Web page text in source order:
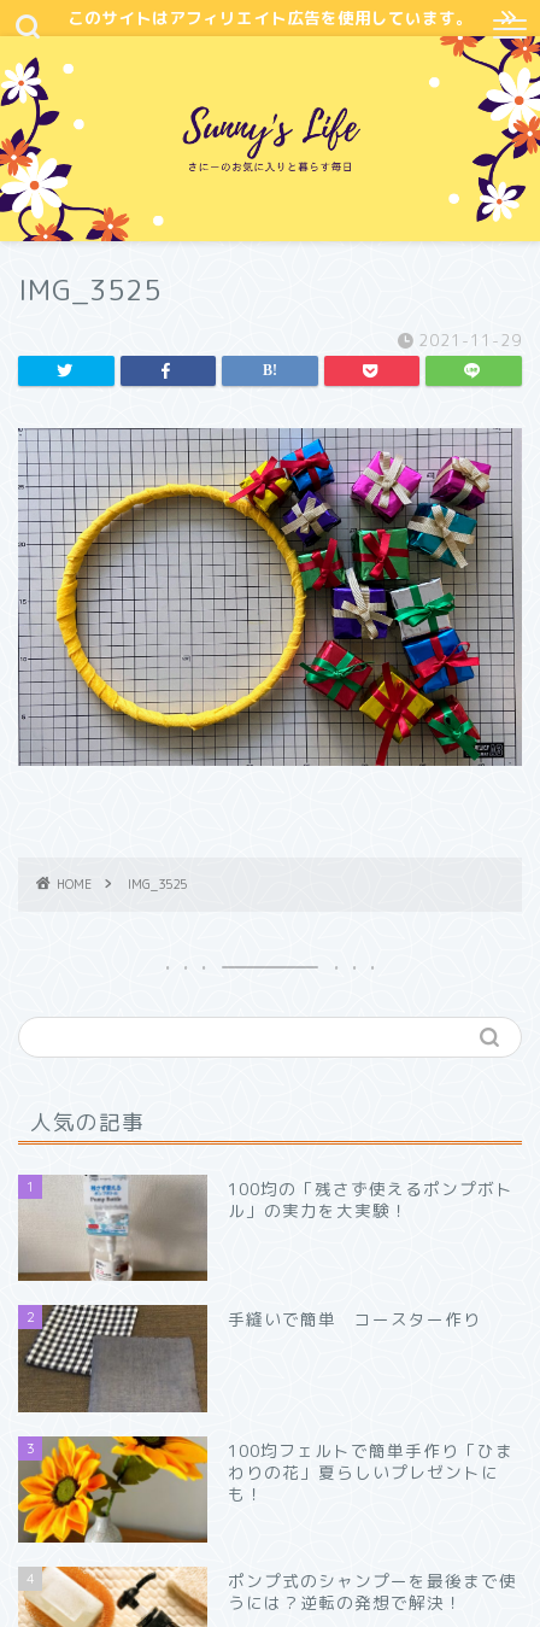
このサイトはアフィリエイト広告を使用しています。
IMG_3525
2021-11-29
HOME IMG_3525
人気の記事
1
100均の「残さず使えるポンプボト
ル」の実力を大実験！
2 手縫いで簡単 コースター作り
3
100均フェルトで簡単手作り「ひま
わりの花」夏らしいプレゼントに
も！
4
ポンプ式のシャンプーを最後まで使
うには？逆転の発想で解決！